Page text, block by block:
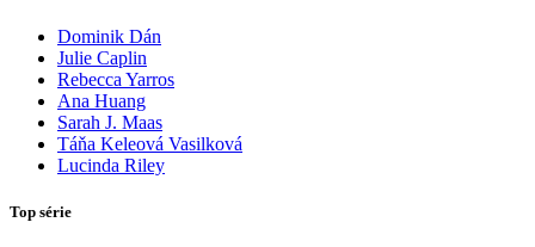
Dominik Dán
Julie Caplin
Rebecca Yarros
Ana Huang
Sarah J. Maas
Táňa Keleová Vasilková
Lucinda Riley
Top série